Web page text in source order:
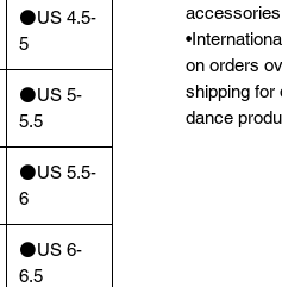
⚫️US 4.5-
5
⚫️US 5-
5.5
⚫️US 5.5-
6
⚫️US 6-
6.5
on orders
shipping for
dance